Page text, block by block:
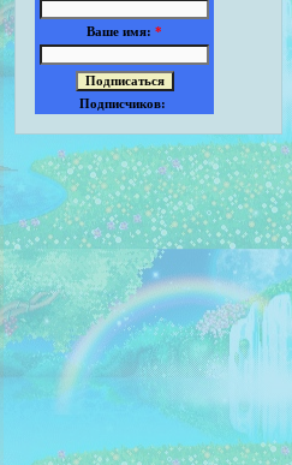
Ваше имя: *
Подписчиков: